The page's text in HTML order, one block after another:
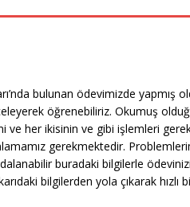
bulunan ödevimizde yapmış
öğrenebiliriz. Okumuş
ve her ikisinin ve gibi işlemleri
gerekmektedir.
buradaki bilgilerle
bilgilerden yola çıkarak hızlı